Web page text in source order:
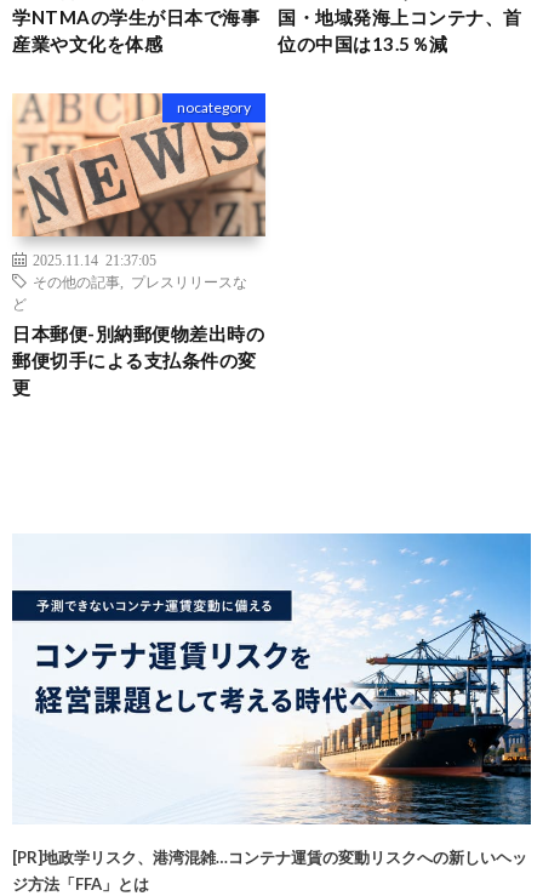
学NTMAの学生が日本で海事
産業や文化を体感
国・地域発海上コンテナ、首
位の中国は13.5％減
nocategory
2025.11.14 21:37:05
その他の記事
プレスリリースな
ど
日本郵便-別納郵便物差出時の
郵便切手による支払条件の変
更
[PR]地政学リスク、港湾混雑…コンテナ運賃の変動リスクへの新しいヘッ
ジ方法「FFA」とは